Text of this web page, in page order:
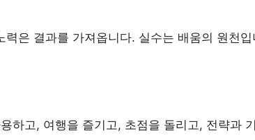
은 결과를 가져옵니다. 실수는 배움의 원천
하고, 여행을 즐기고, 초점을 돌리고, 전략과